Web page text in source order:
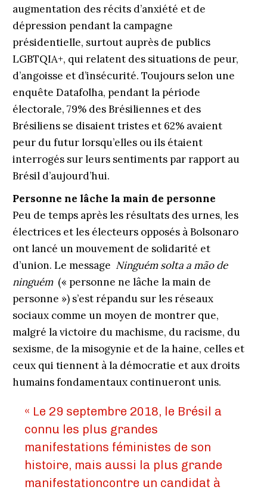
augmentation des récits d’anxiété et de
dépression pendant la campagne
présidentielle, surtout auprès de publics
LGBTQIA+, qui relatent des situations de peur,
d’angoisse et d’insécurité. Toujours selon une
enquête Datafolha, pendant la période
électorale, 79% des Brésiliennes et des
Brésiliens se disaient tristes et 62% avaient
peur du futur lorsqu’elles ou ils étaient
interrogés sur leurs sentiments par rapport au
Brésil d’aujourd’hui.
Personne ne lâche la main de personne
Peu de temps après les résultats des urnes, les
électrices et les électeurs opposés à Bolsonaro
ont lancé un mouvement de solidarité et
d’union. Le message Ninguém solta a mão de
ninguém(« personne ne lâche la main de
personne ») s’est répandu sur les réseaux
sociaux comme un moyen de montrer que,
malgré la victoire du machisme, du racisme, du
sexisme, de la misogynie et de la haine, celles et
ceux qui tiennent à la démocratie et aux droits
humains fondamentaux continueront unis.
« Le 29 septembre 2018, le Brésil a
connu les plus grandes
manifestations féministes de son
histoire, mais aussi la plus grande
manifestationcontre un candidat à